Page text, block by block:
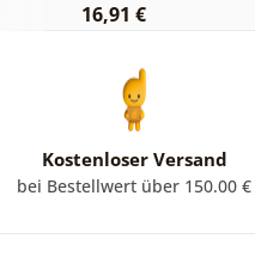
16,91 €
Kostenloser Versand
bei Bestellwert über 150.00 €